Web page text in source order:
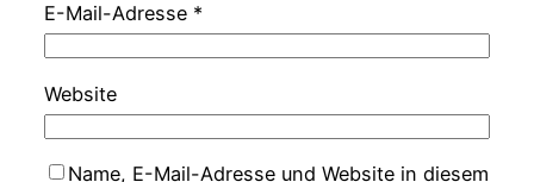
E-Mail-Adresse *
Website
Name, E-Mail-Adresse und Website in diesem